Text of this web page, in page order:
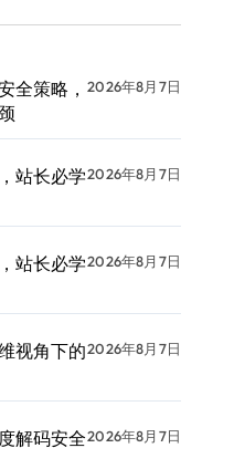
全策略， 2026年8月7日
站长必学2026年8月7日
站长必学2026年8月7日
视角下的2026年8月7日
解码安全2026年8月7日